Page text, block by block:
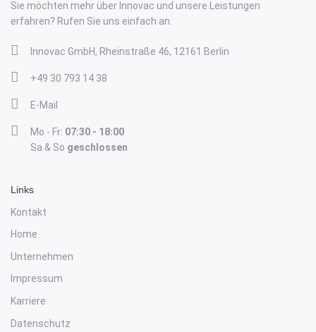
Sie möchten mehr über Innovac und unsere Leistungen
erfahren? Rufen Sie uns einfach an.
Innovac GmbH, Rheinstraße 46, 12161 Berlin
+49 30 793 14 38
E-Mail
Mo - Fr: 07:30 - 18:00
Sa & So geschlossen
Links
Kontakt
Home
Unternehmen
Impressum
Karriere
Datenschutz